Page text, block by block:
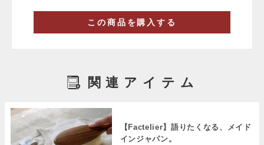
この商品を購入する
関連アイテム
【Factelier】語りたくなる、メイド
インジャパン。